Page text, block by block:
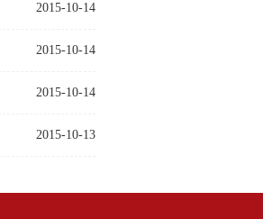
2015-10-14
2015-10-14
2015-10-14
2015-10-13